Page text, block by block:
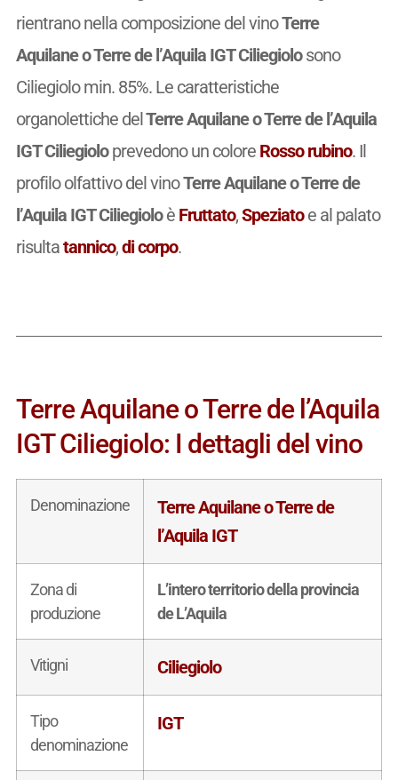
rientrano nella composizione del vinoTerre
Aquilane o Terre de l’Aquila IGT Ciliegiolosono
Ciliegiolo min. 85%. Le caratteristiche
organolettiche delTerre Aquilane o Terre de l’Aquila
IGT Ciliegioloprevedono un colore Rosso rubino. Il
profilo olfattivo del vinoTerre Aquilane o Terre de
l’Aquila IGT Ciliegioloè Fruttato,Speziatoe al palato
risultatannico,di corpo.
Terre Aquilane o Terre de l’Aquila
IGT Ciliegiolo: I dettagli del vino
Denominazione
Terre Aquilane o Terre de
l’Aquila IGT
Zona di
produzione
L’intero territorio della provincia
de L’Aquila
Vitigni Ciliegiolo
Tipo
denominazione
IGT